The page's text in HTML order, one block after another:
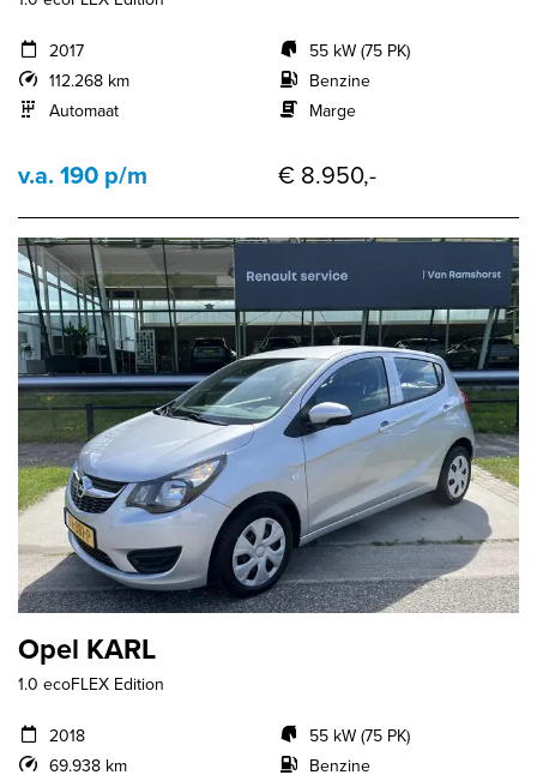
2017
112.268 km
Automaat
55 kW (75 PK)
Benzine
Marge
v.a. 190 p/m € 8.950,-
Opel KARL
1.0 ecoFLEX Edition
2018
69.938 km
55 kW (75 PK)
Benzine